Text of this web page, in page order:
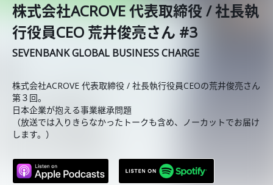
株式会社ACROVE 代表取締役 / 社長執
行役員CEO 荒井俊亮さん #3
SEVENBANK GLOBAL BUSINESS CHARGE
株式会社ACROVE 代表取締役 / 社長執行役員CEOの荒井俊亮さん
第３回。
日本企業が抱える事業継承問題
（放送では入りきらなかったトークも含め、ノーカットでお届け
します。）